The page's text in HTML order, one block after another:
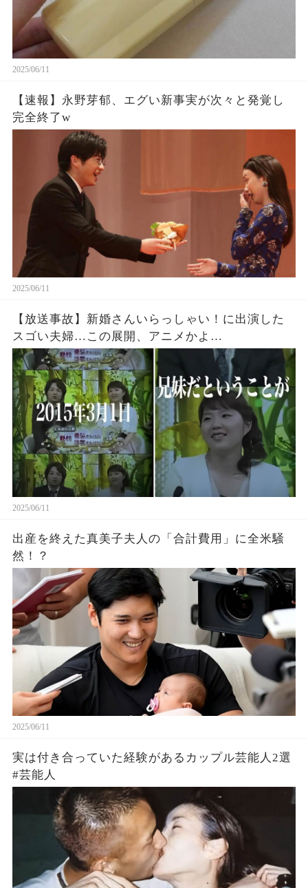
2025/06/11
【速報】永野芽郁、エグい新事実が次々と発覚し
完全終了w
2025/06/11
【放送事故】新婚さんいらっしゃい！に出演した
スゴい夫婦…この展開、アニメかよ…
2025/06/11
出産を終えた真美子夫人の「合計費用」に全米騒
然！？
2025/06/11
実は付き合っていた経験があるカップル芸能人2選
#芸能人